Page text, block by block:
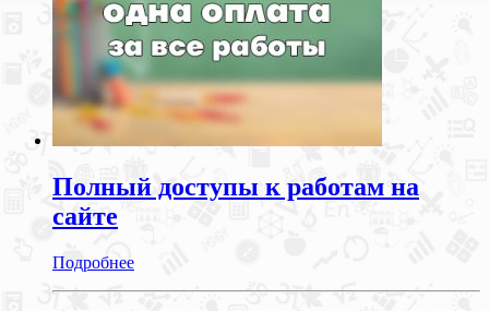
Полный доступы к работам на
сайте
Подробнее